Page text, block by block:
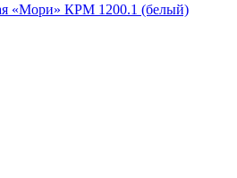
«Мори» КРМ 1200.1 (белый)